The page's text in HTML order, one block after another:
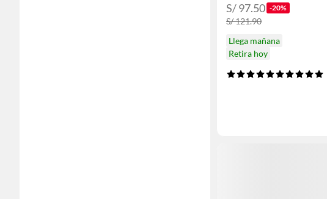
S/ 97.50 -20%
S/ 121.90
Llega mañana
Retira hoy